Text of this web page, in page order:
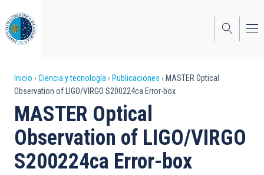
al
contenido
principal
Sobrescribir
enlaces
de
ayuda
a
Inicio Ciencia y tecnología Publicaciones
MASTER Optical
Observation of LIGO/VIRGO S200224ca Error-box
MASTER Optical
Observation of LIGO/VIRGO
S200224ca Error-box